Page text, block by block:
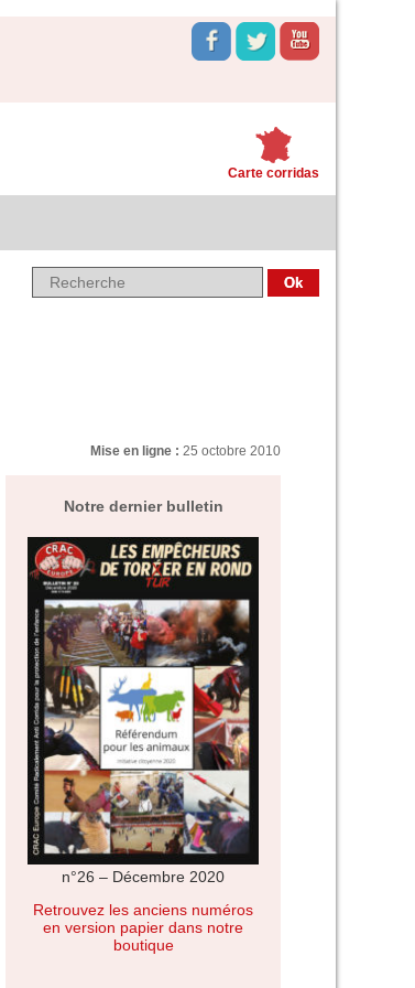
Carte corridas
Mise en ligne : 25 octobre 2010
Notre dernier bulletin
n°26 – Décembre 2020
Retrouvez les anciens numéros
en version papier dans notre
boutique